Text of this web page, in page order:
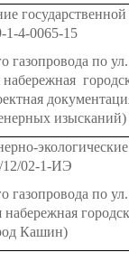
государственной
4-0065-15
газопровода по ул.
изысканий)
экологические
12/02-1-ИЭ
газопровода по ул.
Кашин)